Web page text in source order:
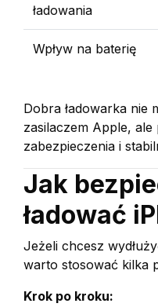
ładowania
Wpływ na baterię
Dobra ładowarka nie
zasilaczem Apple,
zabezpieczenia i
Jak
ładować
Jeżeli chcesz
warto stosować kilka
Krok po kroku: